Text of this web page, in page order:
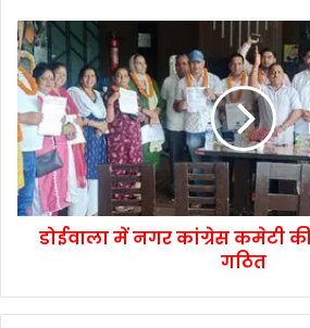
डोईवाला में नगर कांग्रेस कमेटी
गठित